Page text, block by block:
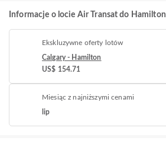
Informacje o locie Air Transat do Hamilton
Ekskluzywne oferty lotów
Calgary - Hamilton
US$ 154.71
Miesiąc z najniższymi cenami
lip